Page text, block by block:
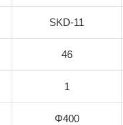
SKD-11
46
1
Φ400